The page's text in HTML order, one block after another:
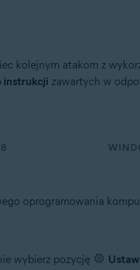
kolejnym atakom z
instrukcji zawartych w
oprogramowania
wybierz pozycję